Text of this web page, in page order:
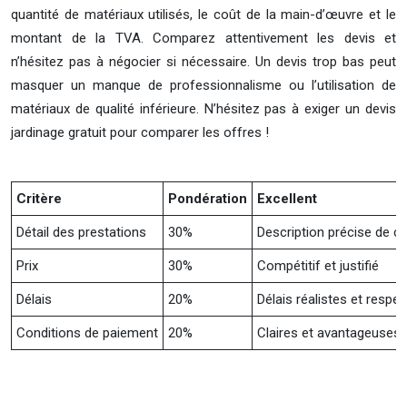
quantité de matériaux utilisés, le coût de la main-d’œuvre et le
montant de la TVA. Comparez attentivement les devis et
n’hésitez pas à négocier si nécessaire. Un devis trop bas peut
masquer un manque de professionnalisme ou l’utilisation de
matériaux de qualité inférieure. N’hésitez pas à exiger un devis
jardinage gratuit pour comparer les offres !
Critère Pondération Excellent
Détail des prestations 30% Description précise de
Prix 30% Compétitif et justifié
Délais 20% Délais réalistes et
Conditions de paiement 20% Claires et avantageuses